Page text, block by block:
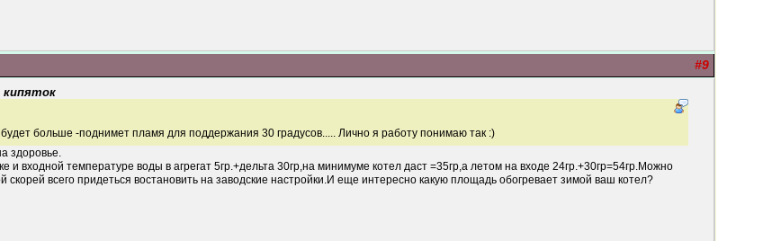
#9
кипяток
больше -поднимет пламя для поддержания 30 градусов..... Лично я работу понимаю так :)
здоровье.
и входной температуре воды в агрегат 5гр.+дельта 30гр,на минимуме котел даст =35гр,а летом на входе 24гр.+30гр=54гр.Можно
скорей всего придеться востановить на заводские настройки.И еще интересно какую площадь обогревает зимой ваш котел?